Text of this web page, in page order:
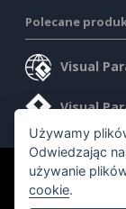
Polecane
Visual
Visual
©2026 by Visual
Używamy
Odwiedzając
używanie
cookie.